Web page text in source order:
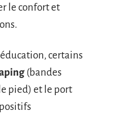
le confort et
certains
(bandes
pied) et le port